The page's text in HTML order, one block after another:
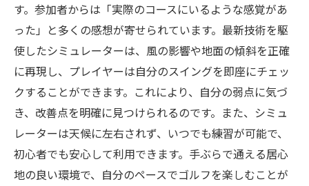
す。参加者からは「実際のコースにいるような感覚があ
った」と多くの感想が寄せられています。最新技術を駆
使したシミュレーターは、風の影響や地面の傾斜を正確
に再現し、プレイヤーは自分のスイングを即座にチェッ
クすることができます。これにより、自分の弱点に気づ
き、改善点を明確に見つけられるのです。また、シミュ
レーターは天候に左右されず、いつでも練習が可能で、
初心者でも安心して利用できます。手ぶらで通える居心
地の良い環境で、自分のペースでゴルフを楽しむことが